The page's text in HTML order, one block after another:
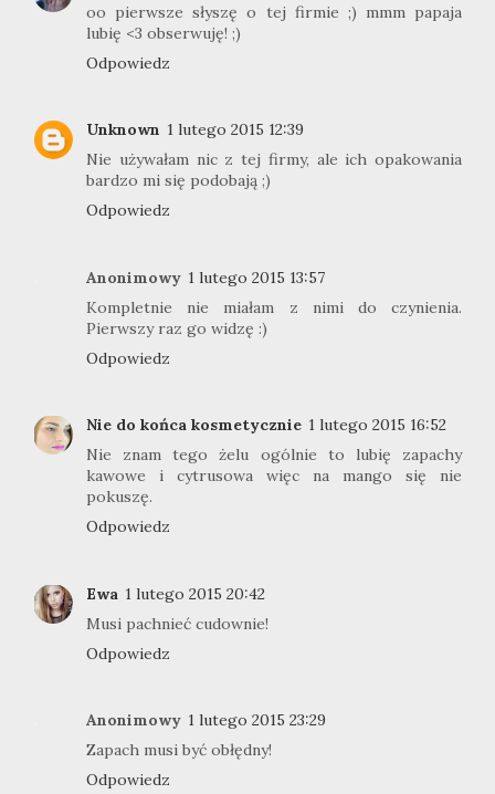
oo pierwsze słyszę o tej firmie ;) mmm papaja
lubię <3 obserwuję! ;)
Odpowiedz
Unknown 1 lutego 2015 12:39
Nie używałam nic z tej firmy, ale ich opakowania
bardzo mi się podobają ;)
Odpowiedz
Anonimowy 1 lutego 2015 13:57
Kompletnie nie miałam z nimi do czynienia.
Pierwszy raz go widzę :)
Odpowiedz
Nie do końca kosmetycznie 1 lutego 2015 16:52
Nie znam tego żelu ogólnie to lubię zapachy
kawowe i cytrusowa więc na mango się nie
pokuszę.
Odpowiedz
Ewa 1 lutego 2015 20:42
Musi pachnieć cudownie!
Odpowiedz
Anonimowy 1 lutego 2015 23:29
Zapach musi być obłędny!
Odpowiedz